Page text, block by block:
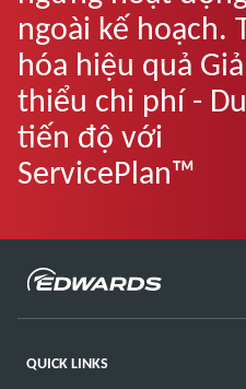
ngoài kế hoạch.
hóa hiệu quả
thiểu chi phí -
tiến độ với
ServicePlan™
QUICK LINKS